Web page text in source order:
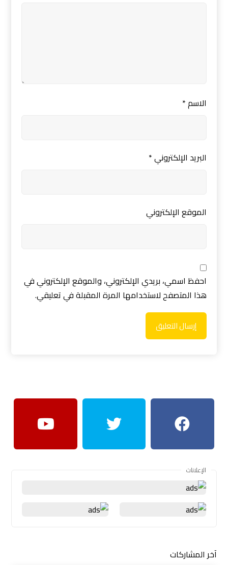
الاسم*
البريد الإلكتروني*
الموقع الإلكتروني
احفظ اسمي، بريدي الإلكتروني، والموقع الإلكتروني في
هذا المتصفح لاستخدامها المرة المقبلة في تعليقي.
إرسال التعليق
الإعلانات
آخر المشاركات